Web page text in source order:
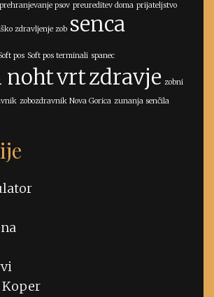
prehranjevanje psov preureditev doma prijateljstvo
zdravljenje zob senca
pos Soft pos terminali spanec
nohtvrtzdravje zobni
zobozdravnik Nova Gorica zunanja senčila
Koper